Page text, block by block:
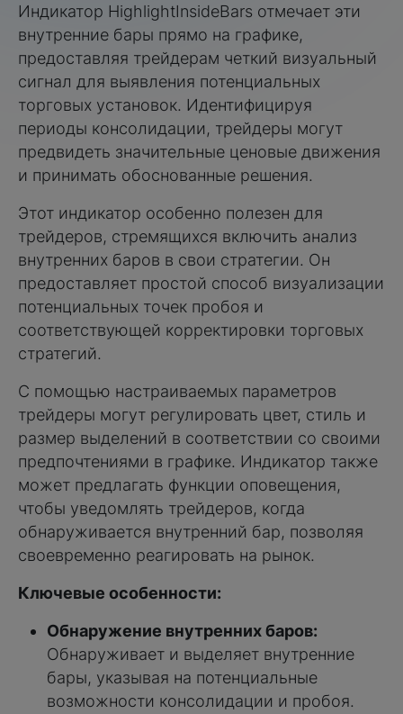
Индикатор HighlightInsideBars отмечает эти
внутренние бары прямо на графике,
предоставляя трейдерам четкий визуальный
сигнал для выявления потенциальных
торговых установок. Идентифицируя
периоды консолидации, трейдеры могут
предвидеть значительные ценовые движения
и принимать обоснованные решения.
Этот индикатор особенно полезен для
трейдеров, стремящихся включить анализ
внутренних баров в свои стратегии. Он
предоставляет простой способ визуализации
потенциальных точек пробоя и
соответствующей корректировки торговых
стратегий.
С помощью настраиваемых параметров
трейдеры могут регулировать цвет, стиль и
размер выделений в соответствии со своими
предпочтениями в графике. Индикатор также
может предлагать функции оповещения,
чтобы уведомлять трейдеров, когда
обнаруживается внутренний бар, позволяя
своевременно реагировать на рынок.
Ключевые особенности:
Обнаружение внутренних баров:
Обнаруживает и выделяет внутренние
бары, указывая на потенциальные
возможности консолидации и пробоя.